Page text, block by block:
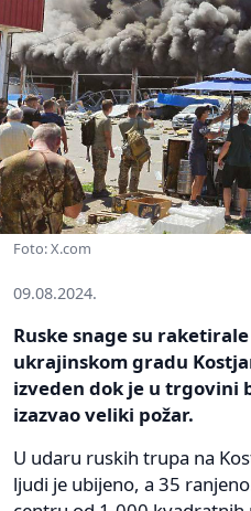
Foto: X.com
09.08.2024.
Ruske snage su
ukrajinskom gradu
izveden dok je u trgovini
izazvao veliki požar.
U udaru ruskih trupa na
ljudi je ubijeno, a 35